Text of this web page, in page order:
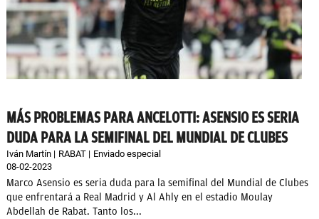
OKDIARIO
MÁS PROBLEMAS PARA ANCELOTTI: ASENSIO ES SERIA
DUDA PARA LA SEMIFINAL DEL MUNDIAL DE CLUBES
Iván Martín RABAT
Enviado especial
08-02-2023
Marco Asensio es seria duda para la semifinal del Mundial de Clubes
que enfrentará a Real Madrid y Al Ahly en el estadio Moulay
Abdellah de Rabat. Tanto los...